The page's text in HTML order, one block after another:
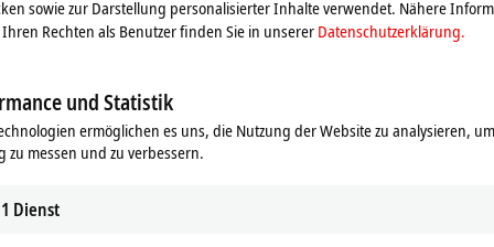
sowie zur Darstellung personalisierter Inhalte verwendet. Nähere
Rechten als Benutzer finden Sie in unserer Datenschutzerklärung.
und Statistik
ermöglichen es uns, die Nutzung der Website zu analysieren,
zu messen und zu verbessern.
1 Dienst